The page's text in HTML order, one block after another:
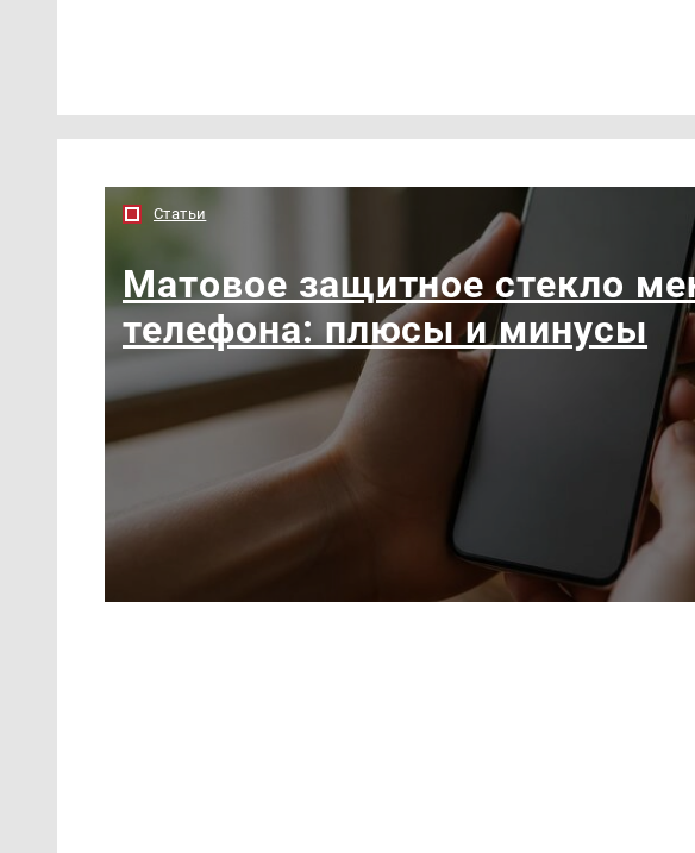
Статьи
Матовое защитное стекло
телефона: плюсы и минусы